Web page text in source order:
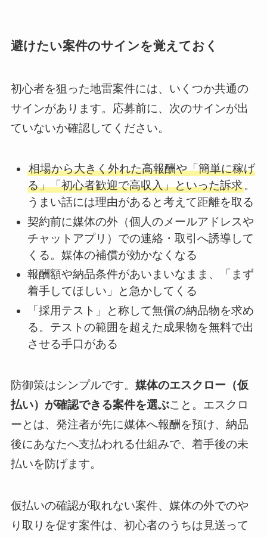
避けたい案件のサインを覚えておく
初心者を狙った地雷案件には、いくつか共通の
サインがあります。応募前に、次のサインが出
ていないか確認してください。
相場から大きく外れた高報酬や「簡単に稼げ
る」「初心者歓迎で高収入」といった訴求。
うまい話には理由があると考えて距離を取る
契約前に媒体の外（個人のメールアドレスや
チャットアプリ）での連絡・取引へ誘導して
くる。媒体の補償が効かなくなる
報酬額や納品条件があいまいなまま、「まず
着手してほしい」と急かしてくる
「採用テスト」と称して無償の納品物を求め
る。テストの範囲を超えた成果物を無料で出
させる手口がある
防御策はシンプルです。 媒体のエスクロー（仮
払い）が確認できる案件を選ぶこと。エスクロ
ーとは、発注者が先に媒体へ報酬を預け、納品
後にあなたへ支払われる仕組みで、着手後の未
払いを防げます。
仮払いの確認が取れない案件、媒体の外でのや
り取りを促す案件は、初心者のうちは見送って